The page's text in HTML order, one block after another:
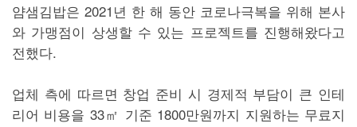
얌샘김밥은 2021년 한 해 동안 코로나극복을 위해 본사
와 가맹점이 상생할 수 있는 프로젝트를 진행해왔다고
전했다.
업체 측에 따르면 창업 준비 시 경제적 부담이 큰 인테
리어 비용을 33㎡ 기준 1800만원까지 지원하는 무료지